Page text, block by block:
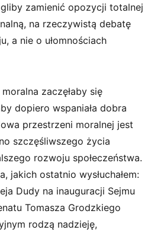
zamienić opozycji totalnej
na rzeczywistą debatę
a nie o ułomnościach
zaczęłaby się
dopiero wspaniała dobra
przestrzeni moralnej jest
szczęśliwszego życia
rozwoju społeczeństwa.
jakich ostatnio wysłuchałem:
Dudy na inauguracji Sejmu
Tomasza Grodzkiego
rodzą nadzieję,